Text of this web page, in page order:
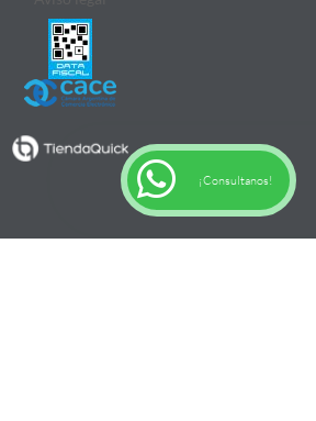
¡Consultanos!